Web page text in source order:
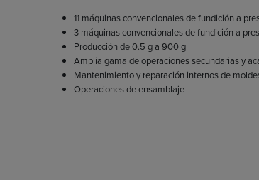
11 máquinas convencionales de fundición a
3 máquinas convencionales de fundición a
Producción de 0.5 g a 900 g
Amplia gama de operaciones secundarias y
Mantenimiento y reparación internos de
Operaciones de ensamblaje